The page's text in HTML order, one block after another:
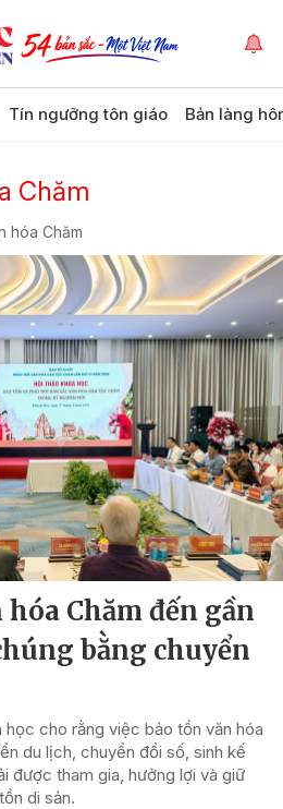
Tín ngưỡng tôn giáo Bản làng
Chăm
hóa Chăm
Chăm đến gần
bằng chuyển
học cho rằng việc bảo tồn văn hóa
du lịch, chuyển đổi số, sinh kế
được tham gia, hưởng lợi và giữ
di sản.